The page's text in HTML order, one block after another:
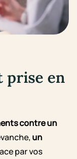
prise en
contre un
un
par vos